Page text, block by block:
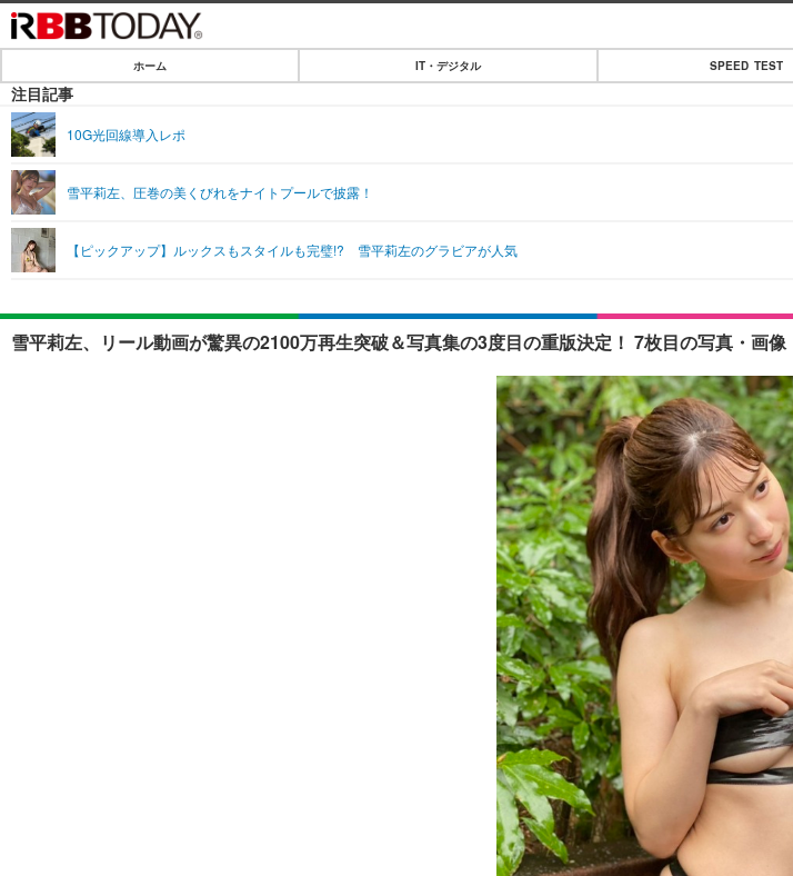
IT・デジタル
ショッピング
SPEED TEST
エンタメ
エンタメTOP
音楽
ライフ
ライフTOP
ペット
リリース一覧
ホーム IT・デジタル SPEED TEST
注目記事
10G光回線導入レポ
雪平莉左、圧巻の美くびれをナイトプールで披露！
【ピックアップ】ルックスもスタイルも完璧!? 雪平莉左のグラビアが人気
雪平莉左、リール動画が驚異の2100万再生突破＆写真集の3度目の重版決定！ 7枚目の写真・画像